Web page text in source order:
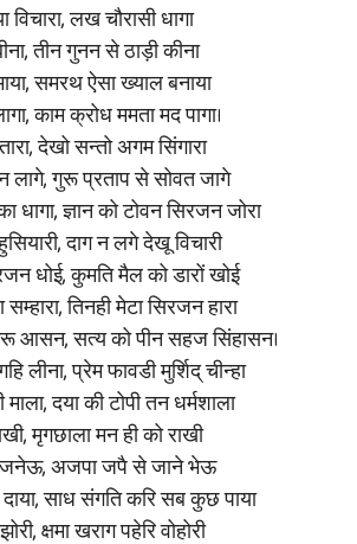
लख चौरासी धागा
तीन गुनन से ठाड़ी कीना
समरथ ऐसा ख्याल बनाया
काम क्रोध ममता मद पागा।
देखो सन्‍तो अगम सिंगारा
गुरू प्रताप से सोवत जागे
धागा, ज्ञान को टोवन सिरजन जोरा
दाग न लगे देखू विचारी
धोई, कुमति मैल को डारों खोई
तिनही मेटा सिरजन हारा
आसन, सत्य को पीन सहज सिंहासन।
प्रेम फावडी मुर्शिद्‌ चीन्हा
दया की टोपी तन धर्मशाला
मृगछाला मन ही को राखी
जनेऊ, अजपा जपै से जाने भेऊ
साध संगति करि सब कुछ पाया
क्षमा खराग पहेरि वोहोरी